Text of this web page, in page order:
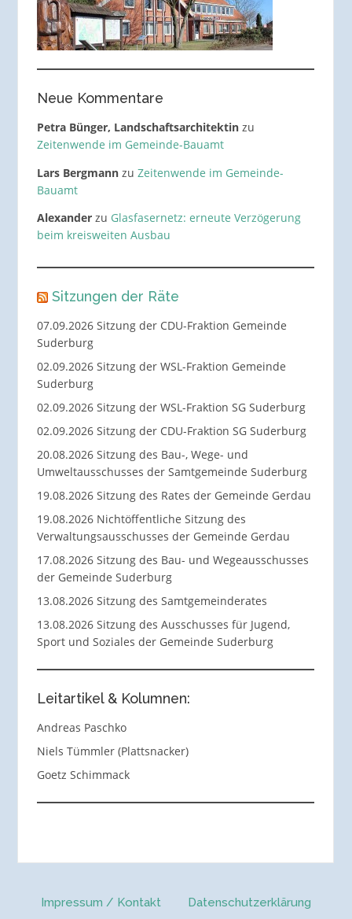
Neue Kommentare
Petra Bünger, Landschaftsarchitektinzu
Zeitenwende im Gemeinde-Bauamt
Lars Bergmannzu Zeitenwende im Gemeinde-
Bauamt
Alexanderzu Glasfasernetz: erneute Verzögerung
beim kreisweiten Ausbau
Sitzungen der Räte
07.09.2026 Sitzung der CDU-Fraktion Gemeinde
Suderburg
02.09.2026 Sitzung der WSL-Fraktion Gemeinde
Suderburg
02.09.2026 Sitzung der WSL-Fraktion SG Suderburg
02.09.2026 Sitzung der CDU-Fraktion SG Suderburg
20.08.2026 Sitzung des Bau-, Wege- und
Umweltausschusses der Samtgemeinde Suderburg
19.08.2026 Sitzung des Rates der Gemeinde Gerdau
19.08.2026 Nichtöffentliche Sitzung des
Verwaltungsausschusses der Gemeinde Gerdau
17.08.2026 Sitzung des Bau- und Wegeausschusses
der Gemeinde Suderburg
13.08.2026 Sitzung des Samtgemeinderates
13.08.2026 Sitzung des Ausschusses für Jugend,
Sport und Soziales der Gemeinde Suderburg
Leitartikel & Kolumnen:
Andreas Paschko
Niels Tümmler (Plattsnacker)
Goetz Schimmack
Impressum / Kontakt Datenschutzerklärung